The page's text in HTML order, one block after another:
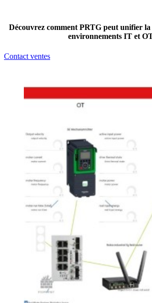
Découvrez comment PRTG peut unifier la
environnements IT et
Contact ventes